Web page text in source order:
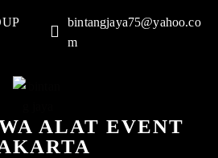
bintangjaya75@yahoo.co
m
ALAT EVENT